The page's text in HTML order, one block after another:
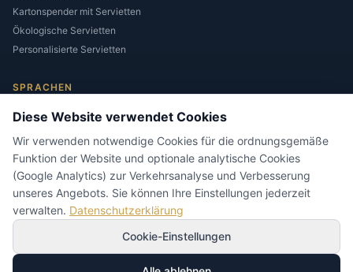
Kartonspender mit Servietten
Ökologische Servietten
Personalisierte Servietten
SPRACHEN
KONTAKTIEREN SIE UNS
biuro@napkins.com.pl
ul. Spółdzielcza 1
Diese Website verwendet Cookies
Wir verwenden notwendige Cookies für die ordnungsgemäße
Funktion der Website und optionale analytische Cookies
(Google Analytics) zur Verkehrsanalyse und Verbesserung
unseres Angebots. Sie können Ihre Einstellungen jederzeit
verwalten. Datenschutzerklärung
Cookie-Einstellungen